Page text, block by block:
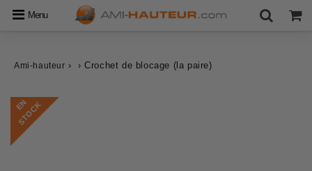
Menu
Ami-hauteur › › Crochet de blocage (la paire)
E
N
S
T
O
C
K